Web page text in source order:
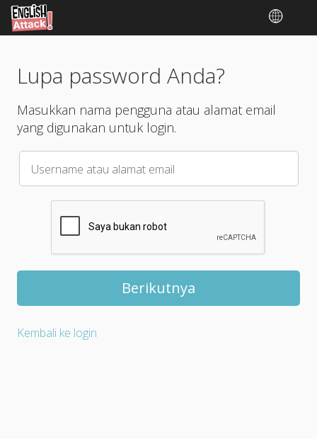
Lupa password Anda?
Masukkan nama pengguna atau alamat email
yang digunakan untuk login.
Username atau alamat email
Kembali ke login